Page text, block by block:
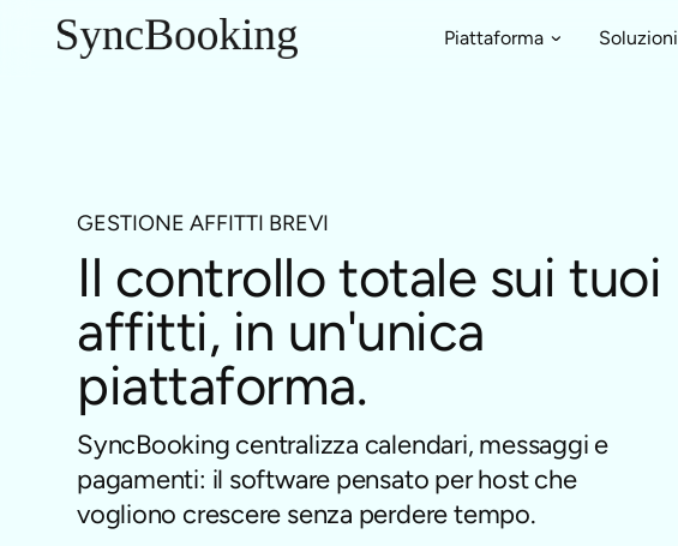
Piattaforma Soluzioni
Inbox Unificata
Gestione Proprietari
Gestione Ricavi
Affitti Stagionali
Aparthotel
Appartamenti con Servizi
Clienti
Eventi
Marketplace
GESTIONE AFFITTI BREVI
Il controllo totale sui tuoi
affitti, in un'unica
piattaforma.
SyncBooking centralizza calendari, messaggi e
pagamenti: il software pensato per host che
vogliono crescere senza perdere tempo.